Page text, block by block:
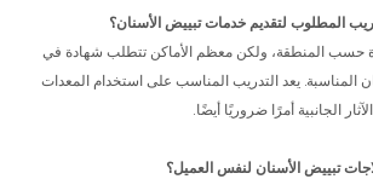
المطلوب لتقديم خدمات تبييض الأسنان؟
حسب المنطقة، ولكن معظم الأماكن تتطلب شهادة في
المناسبة. يعد التدريب المناسب على استخدام المعدات
الجانبية أمرًا ضروريًا أيضًا.
تبييض الأسنان لنفس العميل؟